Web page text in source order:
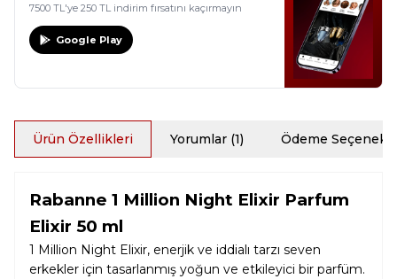
7500 TL'ye 250 TL indirim fırsatını kaçırmayın
Google Play
Ürün Özellikleri Yorumlar (1) Ödeme
Rabanne 1 Million Night Elixir Parfum
Elixir 50 ml
1 Million Night Elixir, enerjik ve iddialı tarzı seven
erkekler için tasarlanmış yoğun ve etkileyici bir parfüm.